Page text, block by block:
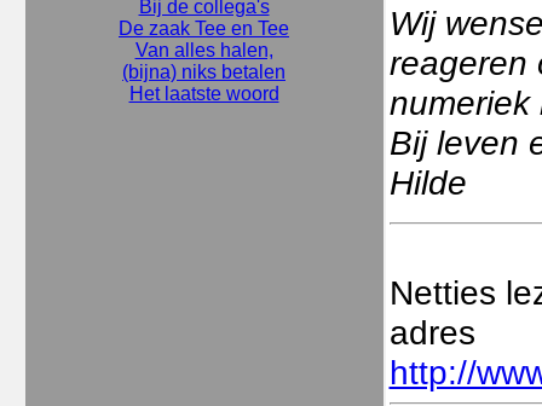
Bij de collega's
De zaak Tee en Tee
Van alles halen,
(bijna) niks betalen
Het laatste woord
Wij
reageren
numeriek
Bij leven
Hilde
Netties
adres
http://